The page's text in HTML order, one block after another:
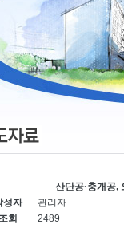
산단공·충개공,
성자
관리자
조회
2489